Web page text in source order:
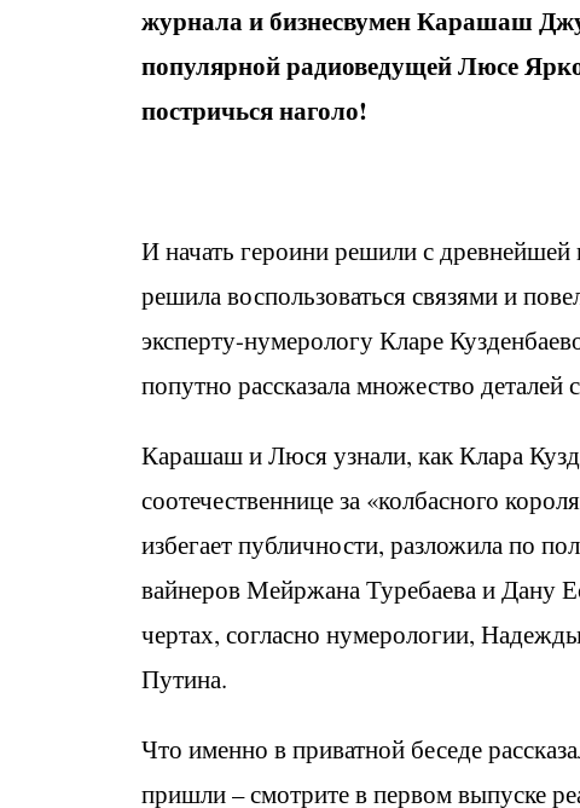
журнала и бизнесвумен Карашаш
популярной радиоведущей Люсе
постричься наголо!
И начать героини решили с
решила воспользоваться связями и
эксперту-нумерологу Кларе
попутно рассказала множество
Карашаш и Люся узнали, как Клара
соотечественнице за «колбасного
избегает публичности, разложила по
вайнеров Мейржана Туребаева и Дану
чертах, согласно нумерологии,
Путина.
Что именно в приватной беседе
пришли – смотрите в первом выпуске